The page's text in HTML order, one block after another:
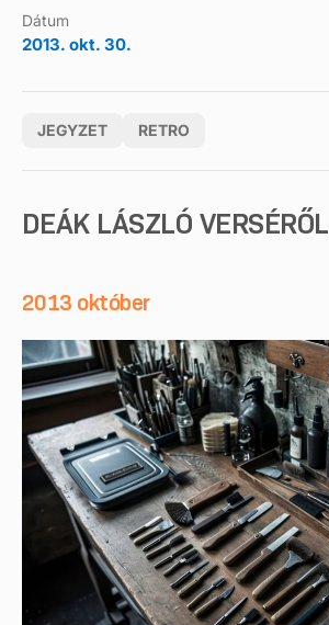
Dátum
2013. okt. 30.
JEGYZET RETRO
DEÁK LÁSZLÓ VERSÉRŐL
2013 október